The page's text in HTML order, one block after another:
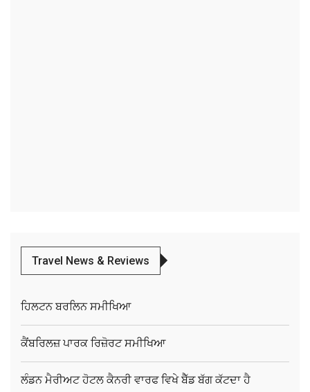
Travel News & Reviews
ਹਿਲਟਨ ਬਰਲਿਨ ਸਮੀਖਿਆ
ਕੈਂਬਰਿਲਜ਼ ਪਾਰਕ ਰਿਜ਼ੋਰਟ ਸਮੀਖਿਆ
ਲੰਡਨ ਮੈਰੀਅਟ ਹੋਟਲ ਕੈਨਰੀ ਵਾਰਫ ਵਿਖੇ ਬੈੱਡ ਬੱਗ ਕੱਟਦਾ ਹੈ